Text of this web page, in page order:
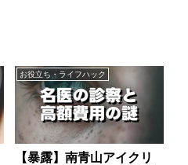
お役立ち・ライフハック
【暴露】南青山アイクリ